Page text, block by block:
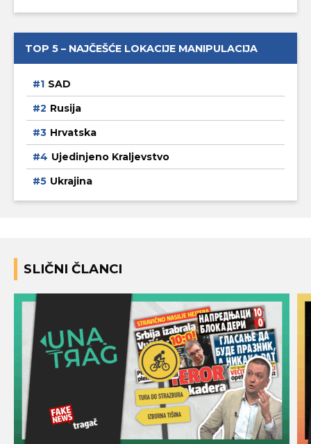
TOP 5 – NAJČEŠĆE LOKACIJE MANIPULACIJA
SAD
Rusija
Hrvatska
Ujedinjeno Kraljevstvo
Ukrajina
SLIČNI ČLANCI